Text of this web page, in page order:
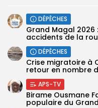
DÉPÊCHES
Grand Magal
accidents de la
DÉPÊCHES
Crise migratoire à
retour en nombre
APS-TV
Birame Ousmane
populaire du